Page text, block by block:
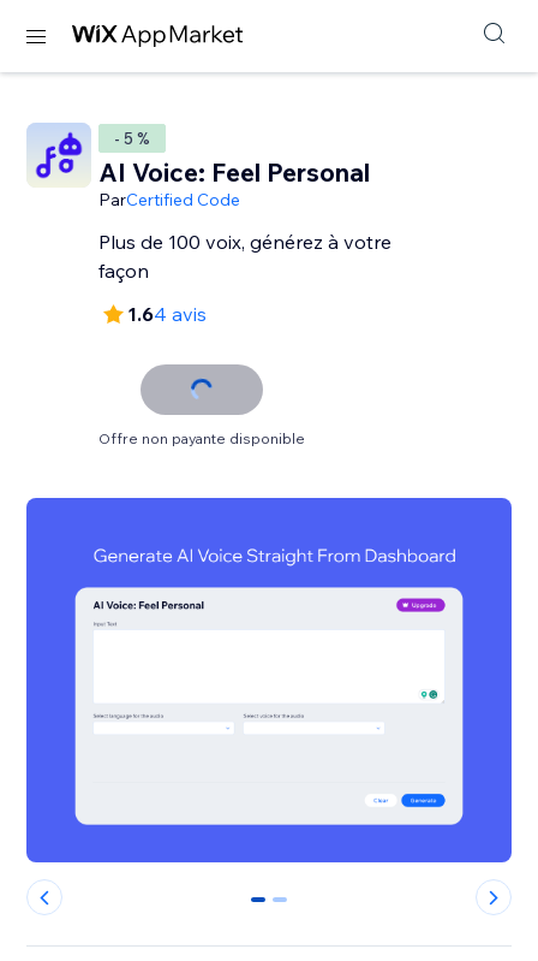
- 5 %
AI Voice: Feel Personal
ParCertified Code
Plus de 100 voix, générez à votre
façon
1.64 avis
Offre non payante disponible
0 1